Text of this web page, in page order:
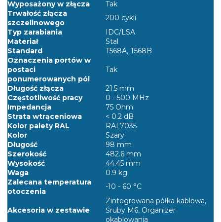
Wyposażony w złącza
Tak
Trwałość złącza
szczelinowego
200 cykli
Typ zarabiania
IDC/LSA
Materiał
Stal
Standard
T568A, T568B
Oznaczenia portów w
postaci
ponumerowanych pól
Tak
Długość złącza
21.5 mm
Częstotliwość pracy
0 - 500 MHz
Impedancja
75 Ohm
Strata wtrąceniowa
< 0.2 dB
Kolor palety RAL
RAL7035
Kolor
Szary
Długość
98 mm
Szerokość
482.6 mm
Wysokość
44.45 mm
Waga
0.9 kg
Zalecana temperatura
otoczenia
-10 - 60 °C
Akcesoria w zestawie
Zintegrowana półka kablowa,
Śruby M6, Organizer
okablowania